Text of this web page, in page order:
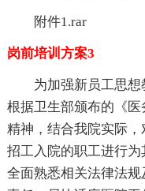
附件1.rar
岗前培训方案3
为加强新员工思想
根据卫生部颁布的《
精神，结合我院实际
招工入院的职工进行
全面熟悉相关法律法